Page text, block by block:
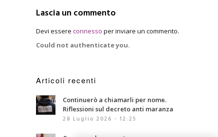
Lascia un commento
Devi essere connesso per inviare un commento.
Could not authenticate you.
Articoli recenti
Continuerò a chiamarli per nome.
Riflessioni sul decreto anti maranza
28 Luglio 2026 - 12:25